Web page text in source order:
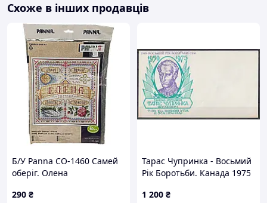
- Кредитною карткою Visa/Mastercard.
Варіанти доставки:
- Нова Пошта;
- Укрпошта.
Схоже в інших продавців
Б/У Panna СО-1460 Самей
оберіг. Олена
290 ₴
Тарас Чупринка - Восьмий
Рік Боротьби. Канада 1975
1 200 ₴